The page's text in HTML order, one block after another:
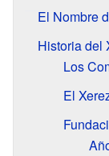
El Nombre
Historia del
Los
El